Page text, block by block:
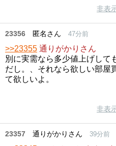
非表
23356 匿名さん 47分前
>>23355 通りがかりさん
別に実需なら多少値上げして
だし。、それなら欲しい部屋
て欲しいよ。
非表
23357 通りがかりさん 39分前